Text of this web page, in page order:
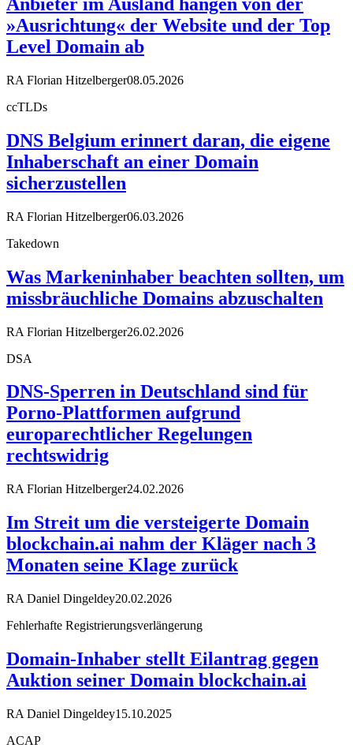
»Ausrichtung« der Website und der Top
Level Domain ab
RA Florian Hitzelberger08.05.2026
ccTLDs
DNS Belgium erinnert daran, die eigene
Inhaberschaft an einer Domain
sicherzustellen
RA Florian Hitzelberger06.03.2026
Takedown
Was Markeninhaber beachten sollten, um
missbräuchliche Domains abzuschalten
RA Florian Hitzelberger26.02.2026
DSA
DNS-Sperren in Deutschland sind für
Porno-Plattformen aufgrund
europarechtlicher Regelungen
rechtswidrig
RA Florian Hitzelberger24.02.2026
Im Streit um die versteigerte Domain
blockchain.ai nahm der Kläger nach 3
Monaten seine Klage zurück
RA Daniel Dingeldey20.02.2026
Fehlerhafte Registrierungsverlängerung
Domain-Inhaber stellt Eilantrag gegen
Auktion seiner Domain blockchain.ai
RA Daniel Dingeldey15.10.2025
ACAP